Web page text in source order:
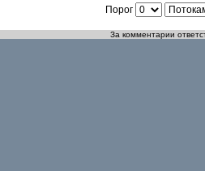
Порог
За комментарии